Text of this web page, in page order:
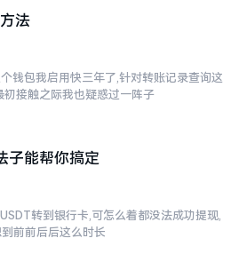
法
钱包我启用快三年了,针对转账记录查询这
接触之际我也疑惑过一阵子
子能帮你搞定
转到银行卡,可怎么着都没法成功提现,
前前后后这么时长